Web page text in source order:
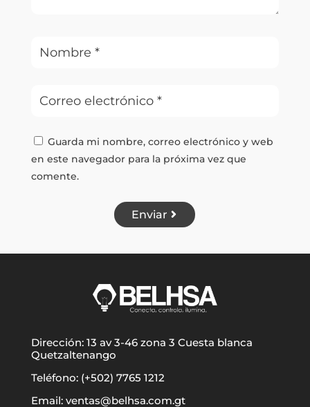
Guarda mi nombre, correo electrónico y web
en este navegador para la próxima vez que
comente.
Enviar
Dirección: 13 av 3-46 zona 3 Cuesta blanca
Quetzaltenango
Teléfono: (+502) 7765 1212
Email: ventas@belhsa.com.gt